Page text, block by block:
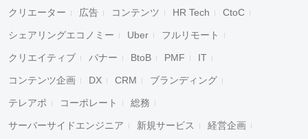
クリエーター 広告 コンテンツ HR Tech CtoC
シェアリングエコノミー Uber フルリモート
クリエイティブ バナー BtoB PMF IT
コンテンツ企画 DX CRM ブランディング
テレアポ コーポレート 総務
サーバーサイドエンジニア 新規サービス 経営企画